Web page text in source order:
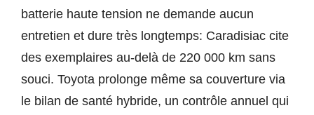
batterie haute tension ne demande aucun
entretien et dure très longtemps: Caradisiac cite
des exemplaires au-delà de 220 000 km sans
souci. Toyota prolonge même sa couverture via
le bilan de santé hybride, un contrôle annuel qui